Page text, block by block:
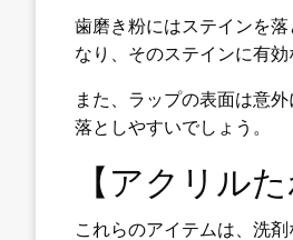
歯磨き粉にはステインを
なり、そのステインに有
また、ラップの表面は意
落としやすいでしょう。
【アクリル
これらのアイテムは、洗